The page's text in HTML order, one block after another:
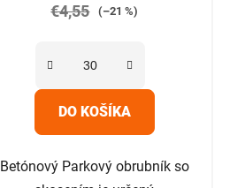
5,0
5
€4,55 (–21 %)
DO KOŠÍKA
Betónový Parkový obrubník so